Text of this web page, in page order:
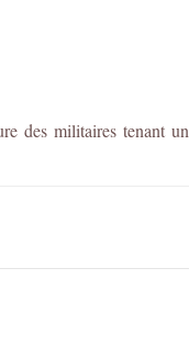
des militaires tenant un